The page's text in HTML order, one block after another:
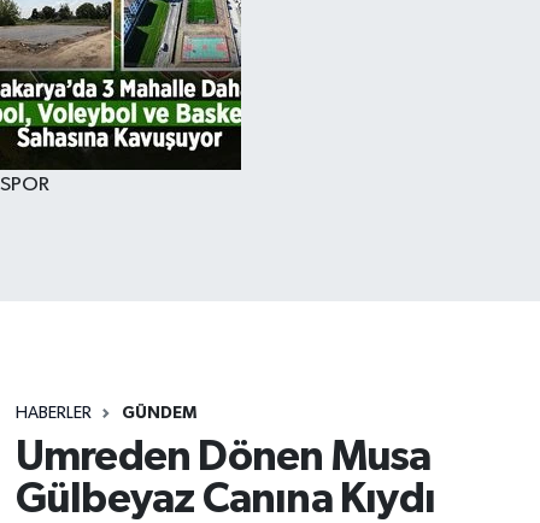
SPOR
HABERLER GÜNDEM
Umreden Dönen Musa
Gülbeyaz Canına Kıydı